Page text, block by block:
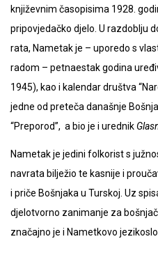
književnim časopisima 1928.
pripovjedačko djelo. U razdoblju
rata, Nametak je – uporedo s
radom – petnaestak godina
1945), kao i kalendar društva
jedne od preteča današnje
“Preporod”, a bio je i urednik
Nametak je jedini folkorist s
navrata bilježio te kasnije i
i priče Bošnjaka u Turskoj. Uz
djelotvorno zanimanje za
značajno je i Nametkovo